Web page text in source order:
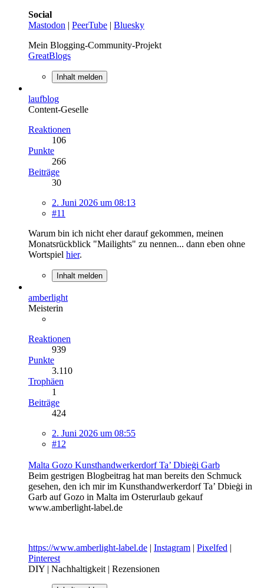
Social
Mastodon | PeerTube | Bluesky
Mein Blogging-Community-Projekt
GreatBlogs
Inhalt melden
laufblog
Content-Geselle
Reaktionen
106
Punkte
266
Beiträge
30
2. Juni 2026 um 08:13
#11
Warum bin ich nicht eher darauf gekommen, meinen
Monatsrückblick "Mailights" zu nennen... dann eben ohne
Wortspiel hier.
Inhalt melden
amberlight
Meisterin
Reaktionen
939
Punkte
3.110
Trophäen
1
Beiträge
424
2. Juni 2026 um 08:55
#12
Malta Gozo Kunsthandwerkerdorf Ta’ Dbieġi Garb
Beim gestrigen Blogbeitrag hat man bereits den Schmuck
gesehen, den ich mir im Kunsthandwerkerdorf Ta’ Dbieġi in
Garb auf Gozo in Malta im Osterurlaub gekauf
www.amberlight-label.de
https://www.amberlight-label.de | Instagram | Pixelfed |
Pinterest
DIY | Nachhaltigkeit | Rezensionen